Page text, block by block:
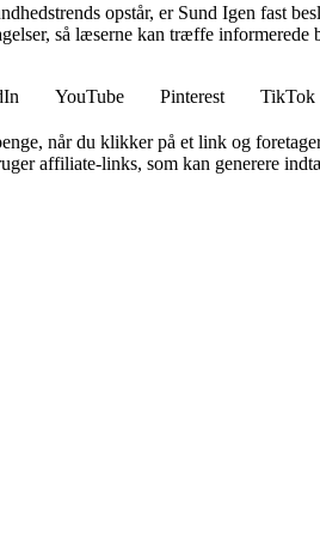
opstår, er Sund Igen fast
så læserne kan træffe
YouTube Pinterest TikTok
når du klikker på et link og
affiliate-links, som kan generere